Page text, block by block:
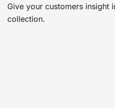
Give your customers insight
collection.